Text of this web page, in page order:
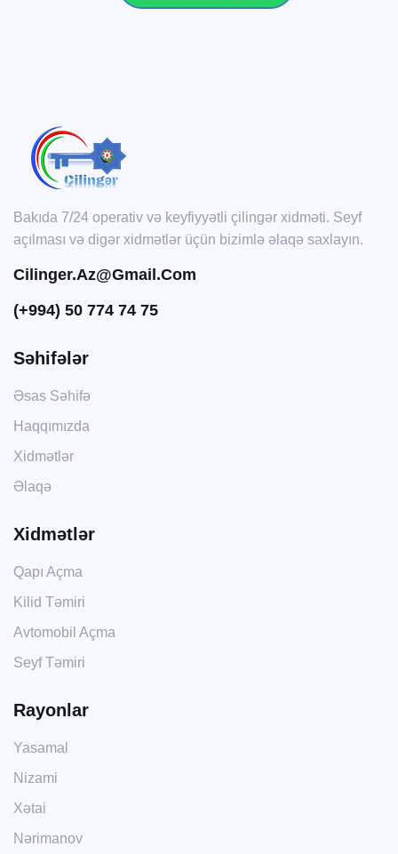
Bakıda 7/24 operativ və keyfiyyətli çilingər xidməti. Seyf
açılması və digər xidmətlər üçün bizimlə əlaqə saxlayın.
Cilinger.az@gmail.com
(+994) 50 774 74 75
Səhifələr
Əsas Səhifə
Haqqımızda
Xidmətlər
Əlaqə
Xidmətlər
Qapı Açma
Kilid Təmiri
Avtomobil Açma
Seyf Təmiri
Rayonlar
Yasamal
Nizami
Xətai
Nərimanov